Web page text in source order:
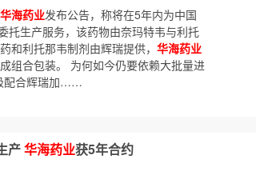
华海药业发布公告，称将在5年内为中国
托生产服务，该药物由奈玛特韦与利托
和利托那韦制剂由辉瑞提供， 华海药业
组合包装。 为何如今仍要依赖大批量进
配合辉瑞加……
产华海药业获5年合约